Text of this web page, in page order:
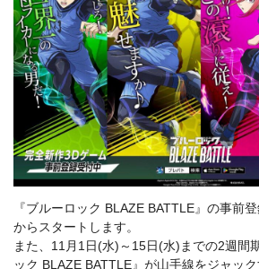
『ブルーロック BLAZE BATTLE』の事前
からスタートします。
また、11月1日(水)～15日(水)までの2週間
ック BLAZE BATTLE』が山手線をジャッ